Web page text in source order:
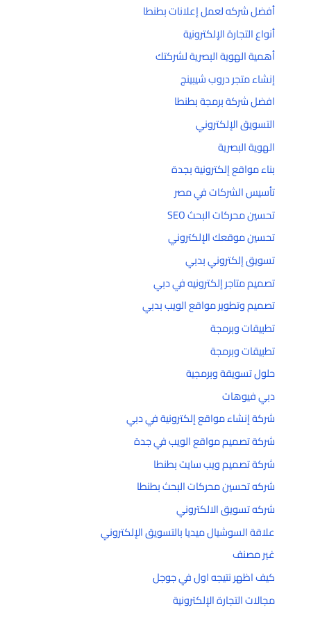
أفضل شركه لعمل إعلانات بطنطا
أنواع التجارة الإلكترونية
أهمية الهوية البصرية لشركتك
إنشاء متجر دروب شيبينج
افضل شركة برمجة بطنطا
التسويق الإلكتروني
الهوية البصرية
بناء مواقع إلكترونية بجدة
تأسيس الشركات في مصر
تحسين محركات البحث SEO
تحسين موقعك الإلكتروني
تسويق إلكتروني بدبي
تصميم متاجر إلكترونيه في دبي
تصميم وتطوير مواقع الويب بدبي
تطبيقات وبرمجة
تطبيقات وبرمجة
حلول تسويقة وبرمجية
دبي فيوهات
شركة إنشاء مواقع إلكترونية في دبي
شركة تصميم مواقع الويب في جدة
شركة تصميم ويب سايت بطنطا
شركه تحسين محركات البحث بطنطا
شركه تسويق الالكتروني
علاقة السوشيال ميديا بالتسويق الإلكتروني
غير مصنف
كيف اظهر نتيجه اول في جوجل
مجالات التجارة الإلكترونية